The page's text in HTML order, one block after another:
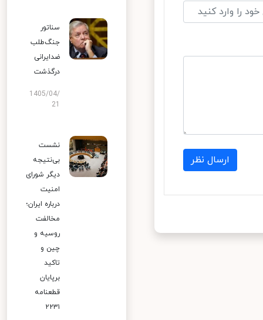
ارسال نظر
سناتور
جنگ‌طلب
ضدایرانی
درگذشت
1405/04/
نشست
بی‌نتیجه
دیگر شورای
امنیت
درباره ایران؛
مخالفت
روسیه و
چین و
تاکید
برپایان
قطعنامه
۲۲۳۱